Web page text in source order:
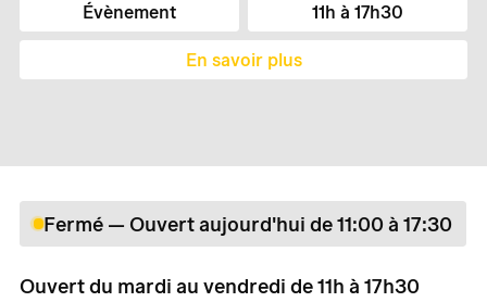
Évènement 11h à 17h30
En savoir plus
Fermé — Ouvert aujourd'hui de 11:00 à 17:30
Ouvert du mardi au vendredi de 11h à 17h30